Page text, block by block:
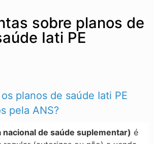
sobre planos de
Iati PE
planos de saúde Iati PE​
pela ANS?
nacional de saúde suplementar) é